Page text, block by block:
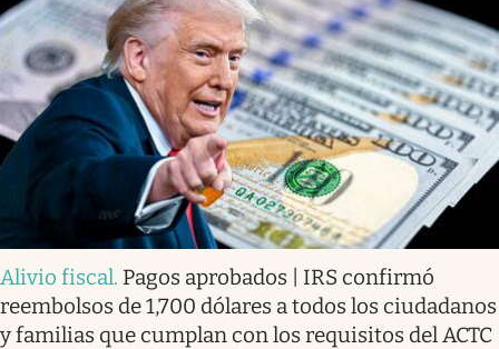
Alivio fiscal. Pagos aprobados | IRS confirmó
reembolsos de 1,700 dólares a todos los ciudadanos
y familias que cumplan con los requisitos del ACTC